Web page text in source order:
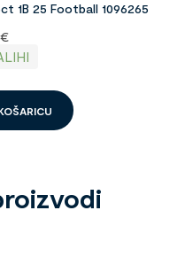
1B 25 Football 1096265
€